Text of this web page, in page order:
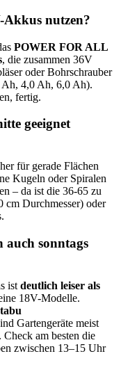
Akkus nutzen?
POWER FOR ALL
, die zusammen 36V
oder Bohrschrauber
4,0 Ah, 6,0 Ah).
fertig.
geeignet
für gerade Flächen
Kugeln oder Spiralen
– da ist die 36-65 zu
cm Durchmesser) oder
auch sonntags
ist deutlich leiser als
18V-Modelle.
Gartengeräte meist
am besten die
zwischen 13–15 Uhr